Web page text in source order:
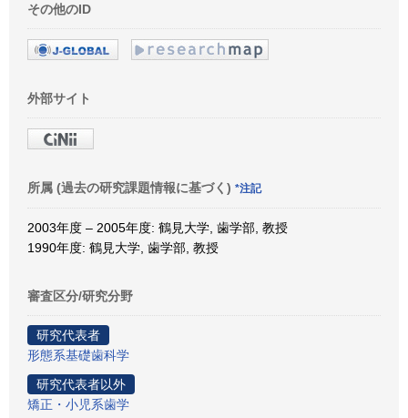
その他のID
外部サイト
所属 (過去の研究課題情報に基づく) *注記
2003年度 – 2005年度: 鶴見大学, 歯学部, 教授
1990年度: 鶴見大学, 歯学部, 教授
審査区分/研究分野
研究代表者
形態系基礎歯科学
研究代表者以外
矯正・小児系歯学